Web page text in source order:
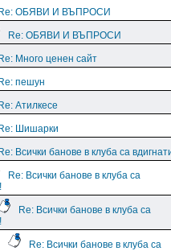
Re: ОБЯВИ И ВЪПРОСИ
Re: ОБЯВИ И ВЪПРОСИ
Re: Много ценен сайт
Re: пешун
Re: Атилкесе
Re: Шишарки
Re: Всички банове в клуба са
Re: Всички банове в клуба са
Re: Всички банове в клуба са
Re: Всички банове в клуба са